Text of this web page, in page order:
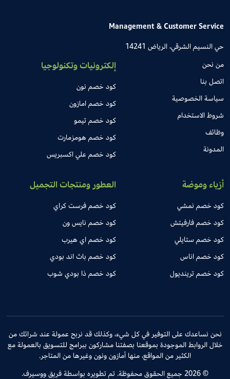
Management & Customer Service
حي النسيم الشرقي، الرياض 14241
من نحن
اتصل بنا
سياسة الخصوصية
شروط الاستخدام
وظائف
المدونة
إلكترونيات وتكنولوجيا
كود خصم نون
كود خصم امازون
كود خصم تيمو
كود خصم هومزمارت
كود خصم علي اكسبريس
أزياء وموضة
كود خصم نمشي
كود خصم فارفيتش
كود خصم ستايلي
كود خصم اناس
كود خصم ترينديول
العطور ومنتجات التجميل
كود خصم فرست كراي
كود خصم نايس ون
كود خصم اي هيرب
كود خصم باث اند بودي
كود خصم ذا بودي شوب
نحن نساعدك على التوفير في كل شيء، وكذلك قد نربح عمولة عند شرائك من
خلال الروابط الموجودة بموقعنا بصفتنا مشاركون ببرامج للتسويق بالعمولة مع
الكثير من المواقع، منها أمازون ونون وغيرها من المتاجر.
© 2026 جميع الحقوق محفوظة. تم تطويره بواسطة فريق ووسيرف.